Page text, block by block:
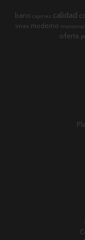
bano cajones calidad
imex moderno
oferta